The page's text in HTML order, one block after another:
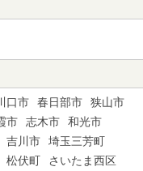
口市 春日部市
狭山市
市 志木市
和光市
吉川市
埼玉三芳町
松伏町 さいたま西区